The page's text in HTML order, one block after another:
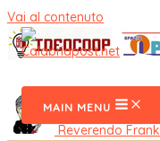
Vai al contenuto
MAIN MENU
Reverendo Frank